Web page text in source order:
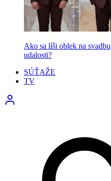
Ako sa líši oblek na
udalosti?
SÚŤAŽE
TV